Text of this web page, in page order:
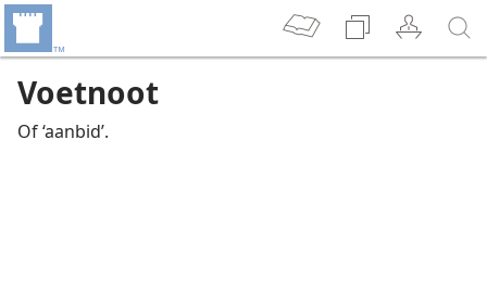
Voetnoot
Of ‘aanbid’.